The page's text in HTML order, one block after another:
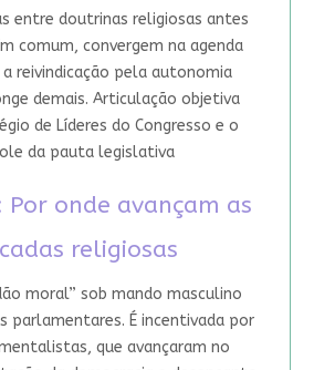
entre doutrinas religiosas antes
comum, convergem na agenda
reivindicação pela autonomia
demais. Articulação objetiva
de Líderes do Congresso e o
da pauta legislativa
Por onde avançam as
religiosas
moral” sob mando masculino
parlamentares. É incentivada por
que avançaram no